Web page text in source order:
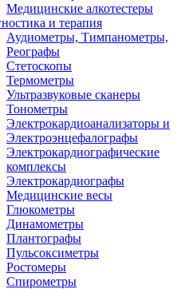
Медицинские алкотестеры
и терапия
Аудиометры, Тимпанометры,
Реографы
Стетоскопы
Термометры
Ультразвуковые сканеры
Тонометры
Электрокардиоанализаторы и
Электроэнцефалографы
Электрокардиографические
комплексы
Электрокардиографы
Медицинские весы
Глюкометры
Динамометры
Плантографы
Пульсоксиметры
Ростомеры
Спирометры